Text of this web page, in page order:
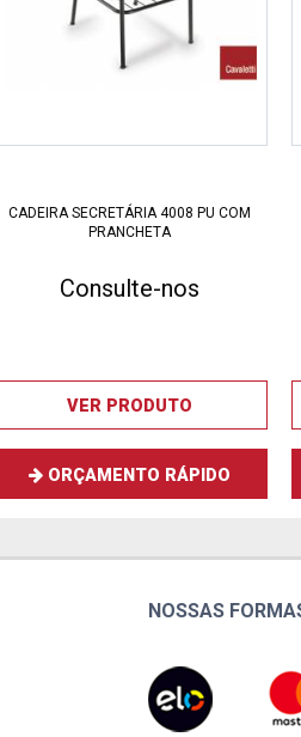
CADEIRA SECRETÁRIA 4008 PU COM
PRANCHETA
Consulte-nos
VER PRODUTO
ORÇAMENTO RÁPIDO
NOSSAS